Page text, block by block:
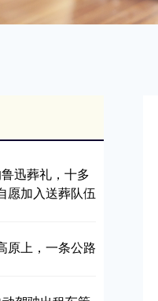
迅葬礼，十多
愿加入送葬队伍
原上，一条公路